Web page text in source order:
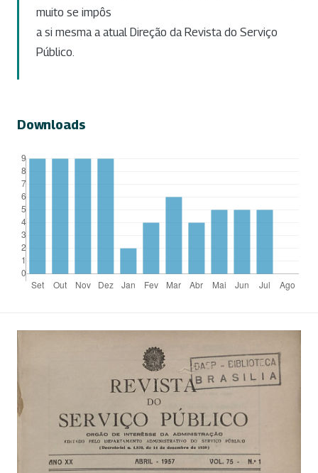
muito se impôs
a si mesma a atual Direção da Revista do Serviço
Público.
Downloads